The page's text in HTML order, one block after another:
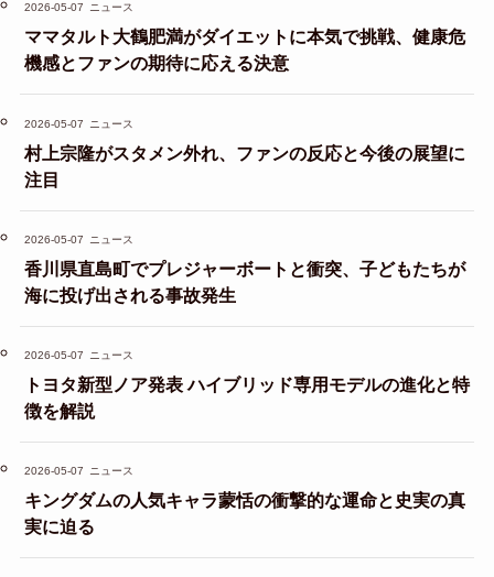
2026-05-07 ニュース
ママタルト大鶴肥満がダイエットに本気で挑戦、健康危
機感とファンの期待に応える決意
2026-05-07 ニュース
村上宗隆がスタメン外れ、ファンの反応と今後の展望に
注目
2026-05-07 ニュース
香川県直島町でプレジャーボートと衝突、子どもたちが
海に投げ出される事故発生
2026-05-07 ニュース
トヨタ新型ノア発表 ハイブリッド専用モデルの進化と特
徴を解説
2026-05-07 ニュース
キングダムの人気キャラ蒙恬の衝撃的な運命と史実の真
実に迫る